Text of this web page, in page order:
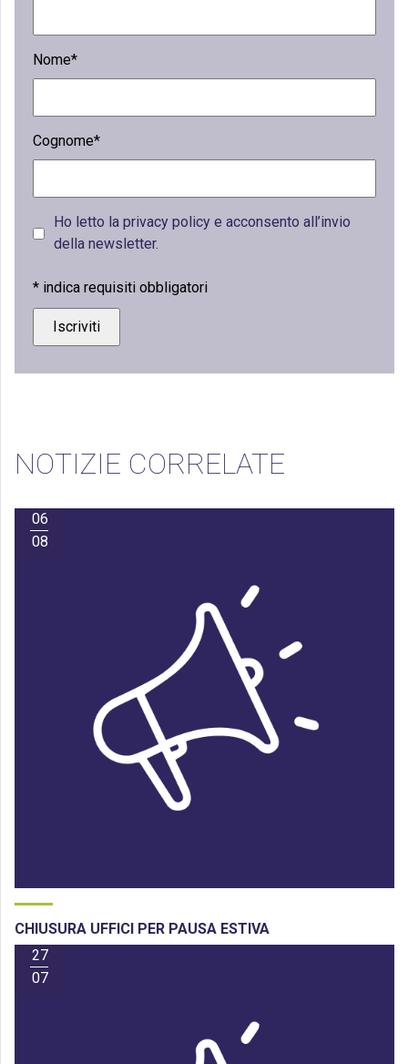
Nome*
Cognome*
Ho letto la privacy policy e acconsento all’invio
della newsletter.
* indica requisiti obbligatori
NOTIZIE CORRELATE
06
08
CHIUSURA UFFICI PER PAUSA ESTIVA
27
07